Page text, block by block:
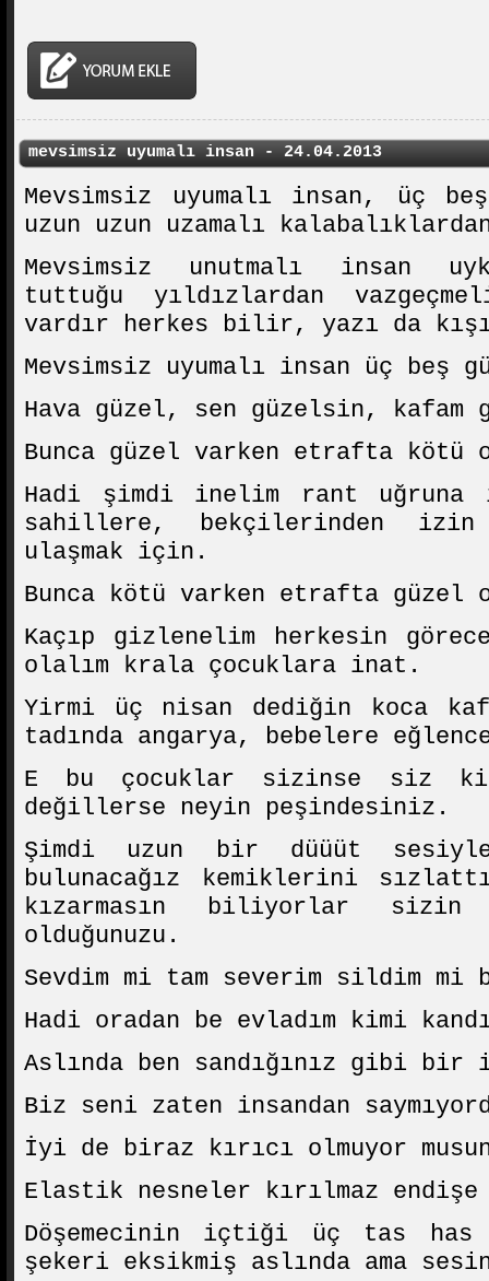
mevsimsiz uyumalı insan - 24.04.2013
Mevsimsiz uyumalı insan, üç
uzun uzun uzamalı
Mevsimsiz unutmalı insan
tuttuğu yıldızlardan
vardır herkes bilir, yazı da
Mevsimsiz uyumalı insan üç beş
Hava güzel, sen güzelsin, kafam
Bunca güzel varken etrafta kötü
Hadi şimdi inelim rant uğruna
sahillere, bekçilerinden izin
ulaşmak için.
Bunca kötü varken etrafta güzel
Kaçıp gizlenelim herkesin
olalım krala çocuklara inat.
Yirmi üç nisan dediğin koca
tadında angarya, bebelere
E bu çocuklar sizinse siz
değillerse neyin peşindesiniz.
Şimdi uzun bir düüüt sesiyle
bulunacağız kemiklerini
kızarmasın biliyorlar
olduğunuzu.
Sevdim mi tam severim sildim mi
Hadi oradan be evladım kimi
Aslında ben sandığınız gibi bir
Biz seni zaten insandan
İyi de biraz kırıcı olmuyor
Elastik nesneler kırılmaz endişe
Döşemecinin içtiği üç tas has
şekeri eksikmiş aslında ama